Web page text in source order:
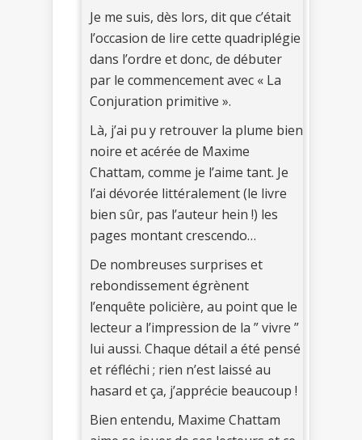
Je me suis, dès lors, dit que c’était
l’occasion de lire cette quadriplégie
dans l’ordre et donc, de débuter
par le commencement avec « La
Conjuration primitive ».
Là, j’ai pu y retrouver la plume bien
noire et acérée de Maxime
Chattam, comme je l’aime tant. Je
l’ai dévorée littéralement (le livre
bien sûr, pas l’auteur hein !) les
pages montant crescendo…
De nombreuses surprises et
rebondissement égrènent
l’enquête policière, au point que le
lecteur a l’impression de la ” vivre ”
lui aussi. Chaque détail a été pensé
et réfléchi ; rien n’est laissé au
hasard et ça, j’apprécie beaucoup !
Bien entendu, Maxime Chattam